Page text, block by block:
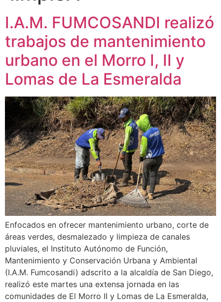
I.A.M. FUMCOSANDI realizó
trabajos de mantenimiento
urbano en el Morro I, II y
Lomas de La Esmeralda
Enfocados en ofrecer mantenimiento urbano, corte de
áreas verdes, desmalezado y limpieza de canales
pluviales, el Instituto Autónomo de Función,
Mantenimiento y Conservación Urbana y Ambiental
(I.A.M. Fumcosandi) adscrito a la alcaldía de San Diego,
realizó este martes una extensa jornada en las
comunidades de El Morro II y Lomas de La Esmeralda,